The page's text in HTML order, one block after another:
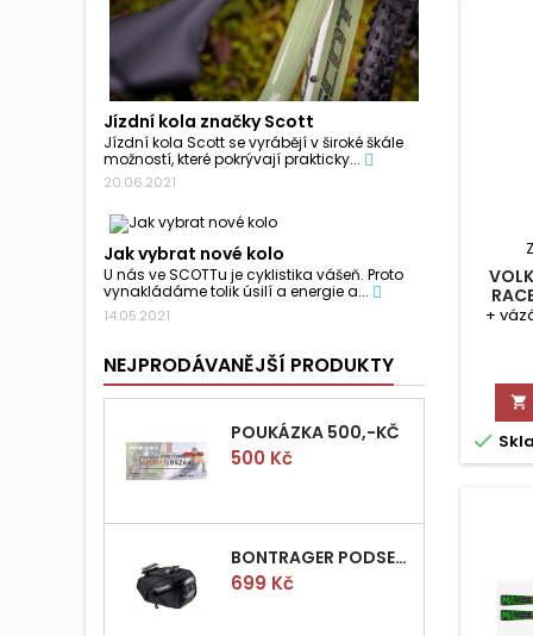
Jízdní kola značky Scott
Jízdní kola Scott se vyrábějí v široké škále
možností, které pokrývají prakticky...
20.06.2021
Jak vybrat nové kolo
U nás ve SCOTTu je cyklistika vášeň. Proto
vynakládáme tolik úsilí a energie a...
14.05.2021
NEJPRODÁVANĚJŠÍ PRODUKTY
POUKÁZKA 500,-KČ
Cena
500 Kč
BONTRAGER PODSEDLOVÁ BRAŠNIČKA PRO QUICK S
Cena
699 Kč
+

